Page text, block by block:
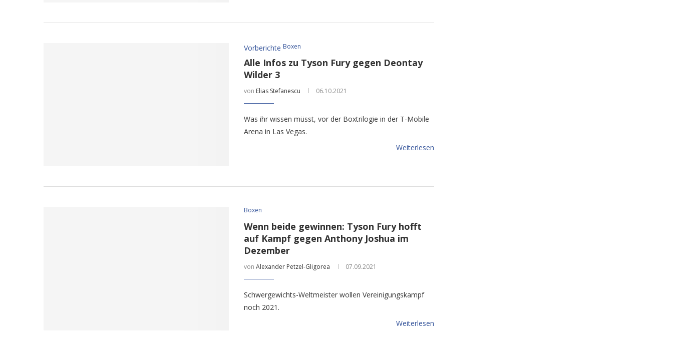
Vorberichte Boxen
Alle Infos zu Tyson Fury gegen Deontay
Wilder 3
von Elias Stefanescu 06.10.2021
Was ihr wissen müsst, vor der Boxtrilogie in der T-Mobile
Arena in Las Vegas.
Weiterlesen
Boxen
Wenn beide gewinnen: Tyson Fury hofft
auf Kampf gegen Anthony Joshua im
Dezember
von Alexander Petzel-Gligorea 07.09.2021
Schwergewichts-Weltmeister wollen Vereinigungskampf
noch 2021.
Weiterlesen